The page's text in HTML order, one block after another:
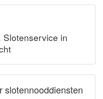
Slotenservice in
slotennooddiensten